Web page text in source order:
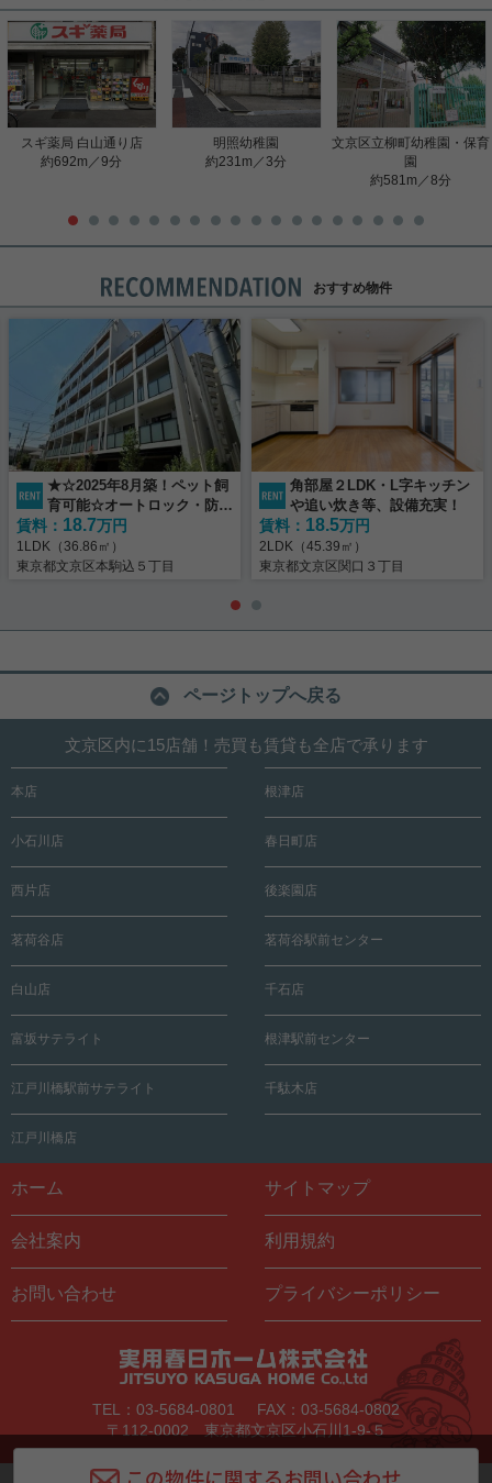
スギ薬局 白山通り店
約692m／9分
明照幼稚園
約231m／3分
文京区立柳町幼稚園・保育
園
約581m／8分
おすすめ物件
★☆2025年8月築！ペット飼
育可能☆オートロック・防犯
カメラ☆★
賃料： 18.7万円
1LDK（36.86㎡）
東京都文京区本駒込５丁目
角部屋２LDK・L字キッチン
や追い炊き等、設備充実！
賃料： 18.5万円
2LDK（45.39㎡）
東京都文京区関口３丁目
ページトップへ戻る
文京区内に15店舗！売買も賃貸も全店で承ります
本店 根津店
小石川店 春日町店
西片店 後楽園店
茗荷谷店 茗荷谷駅前センター
白山店 千石店
富坂サテライト 根津駅前センター
江戸川橋駅前サテライト 千駄木店
江戸川橋店
ホーム サイトマップ
会社案内 利用規約
お問い合わせ プライバシーポリシー
TEL：03-5684-0801
FAX：03-5684-0802
〒112-0002 東京都文京区小石川1-9-５